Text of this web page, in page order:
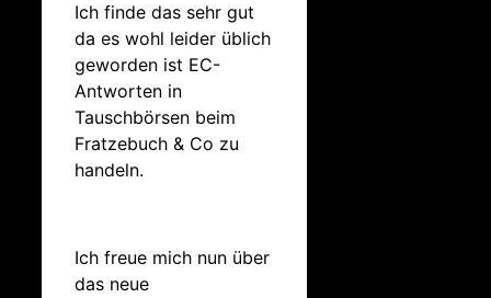
Ich finde das sehr gut
da es wohl leider üblich
geworden ist EC-
Antworten in
Tauschbörsen beim
Fratzebuch & Co zu
handeln.
Ich freue mich nun über
das neue